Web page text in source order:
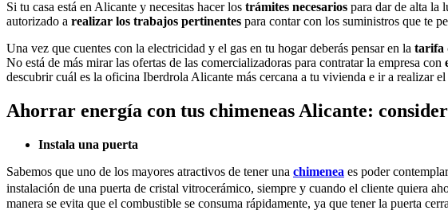
Si tu casa está en Alicante y necesitas hacer los trámites necesarios para dar de alta la
autorizado a realizar los trabajos pertinentes para contar con los suministros que te
Una vez que cuentes con la electricidad y el gas en tu hogar deberás pensar en la tarifa
No está de más mirar las ofertas de las comercializadoras para contratar la empresa con
descubrir cuál es la oficina Iberdrola Alicante más cercana a tu vivienda e ir a realizar
Ahorrar energía con tus chimeneas Alicante:
Instala una puerta
Sabemos que uno de los mayores atractivos de tener una chimenea es poder
instalación de una puerta de cristal vitrocerámico, siempre y cuando el cliente quiera
manera se evita que el combustible se consuma rápidamente, ya que tener la puerta